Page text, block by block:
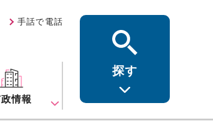
手話で電話
情報
探す